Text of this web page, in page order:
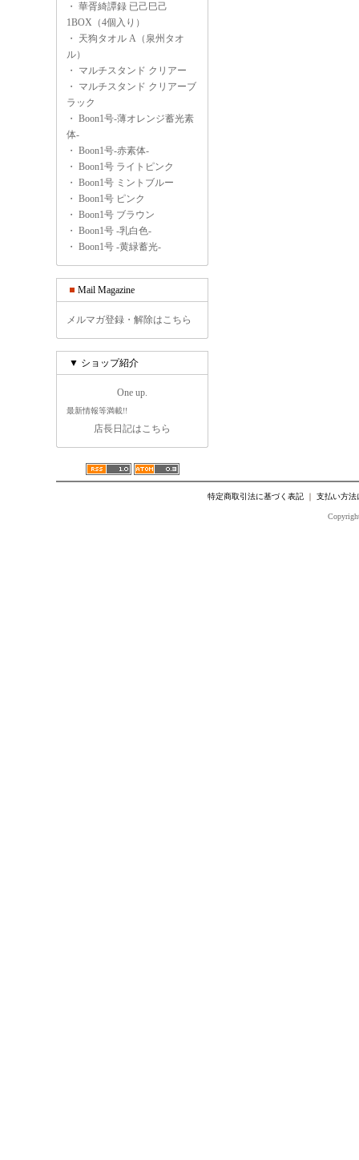
・ 華胥綺譚録 已己巳己
1BOX（4個入り）
・ 天狗タオル A（泉州タオ
ル）
・ マルチスタンド クリアー
・ マルチスタンド クリアーブ
ラック
・ Boon1号-薄オレンジ蓄光素
体-
・ Boon1号-赤素体-
・ Boon1号 ライトピンク
・ Boon1号 ミントブルー
・ Boon1号 ピンク
・ Boon1号 ブラウン
・ Boon1号 -乳白色-
・ Boon1号 -黄緑蓄光-
Mail Magazine
メルマガ登録・解除はこちら
▼ ショップ紹介
One up.
最新情報等満載!!
店長日記はこちら
特定商取引法に基づく表記｜ 支払い方法